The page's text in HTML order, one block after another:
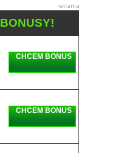
BONUSY!
CHCEM BONUS
CHCEM BONUS